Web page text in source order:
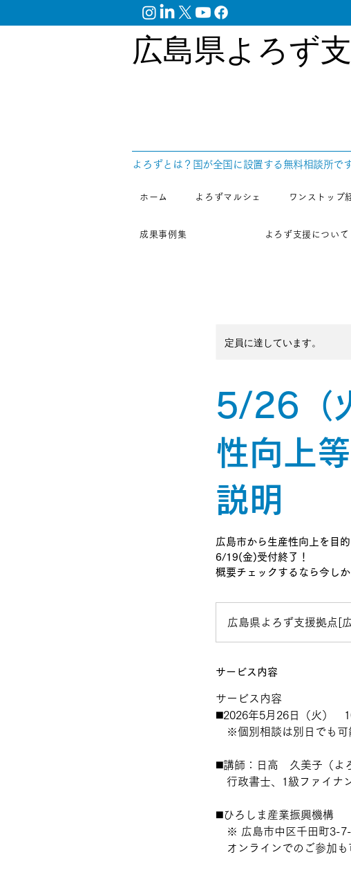
広島県よろず
よろずとは？国が全国に設置する無料相談所で
ホーム よろずマルシェ ワンストップ
成果事例集 よろず支援について
定員に達しています。
5/26（
性向上
説明
広島市から生産性向上を目
6/19(金)受付終了！
概要チェックするなら今しか
広島県よろず支援拠点[
サービス内容
サービス内容
◼️2026年5月26日（火）
※個別相談は別日で
◼️講師：日高 久美子（よ
行政書士、1級ファ
◼️ひろしま産業振興機構
※ 広島市中区千田町3-7-
オンラインでのご参加も